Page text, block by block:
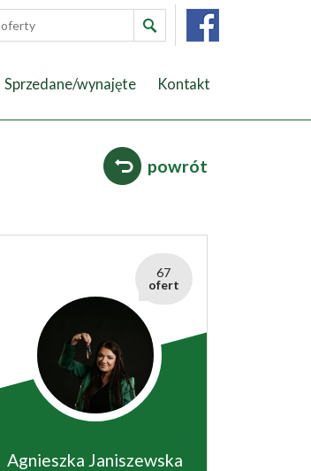
Sprzedane/wynajęte Kontakt
powrót
67
ofert
Agnieszka Janiszewska